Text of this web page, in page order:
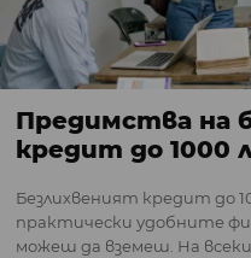
Предимства на
кредит до 1000
Безлихвеният кредит до
практически удобните
можеш да вземеш. На всеки